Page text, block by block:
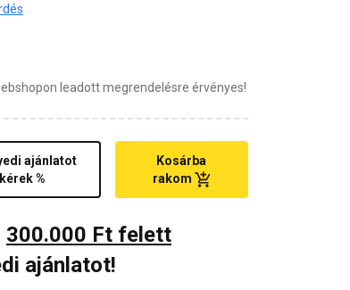
leadott megrendelésre érvényes!
ajánlatot
kérek %
Kosárba
rakom
300.000 Ft felett
ajánlatot!